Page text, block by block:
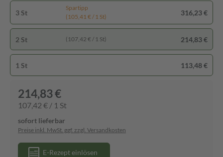
3 St
Spartipp
(105,41 € / 1 St)
316,23 €
2 St (107,42 € / 1 St) 214,83 €
1 St 113,48 €
214,83 €
107,42 € / 1 St
sofort lieferbar
Preise inkl. MwSt. ggf. zzgl. Versandkosten
E-Rezept einlösen